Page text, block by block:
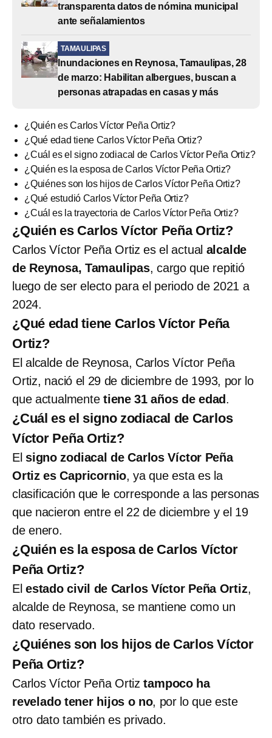
transparenta datos de nómina municipal
ante señalamientos
TAMAULIPAS
Inundaciones en Reynosa, Tamaulipas, 28
de marzo: Habilitan albergues, buscan a
personas atrapadas en casas y más
¿Quién es Carlos Víctor Peña Ortiz?
¿Qué edad tiene Carlos Víctor Peña Ortiz?
¿Cuál es el signo zodiacal de Carlos Víctor Peña Ortiz?
¿Quién es la esposa de Carlos Víctor Peña Ortiz?
¿Quiénes son los hijos de Carlos Víctor Peña Ortiz?
¿Qué estudió Carlos Víctor Peña Ortiz?
¿Cuál es la trayectoria de Carlos Víctor Peña Ortiz?
¿Quién es Carlos Víctor Peña Ortiz?
Carlos Víctor Peña Ortiz es el actual alcalde
de Reynosa, Tamaulipas, cargo que repitió
luego de ser electo para el periodo de 2021 a
2024.
¿Qué edad tiene Carlos Víctor Peña
Ortiz?
El alcalde de Reynosa, Carlos Víctor Peña
Ortiz, nació el 29 de diciembre de 1993, por lo
que actualmentetiene 31 años de edad .
¿Cuál es el signo zodiacal de Carlos
Víctor Peña Ortiz?
El signo zodiacal de Carlos Víctor Peña
Ortiz es Capricornio, ya que esta es la
clasificación que le corresponde a las personas
que nacieron entre el 22 de diciembre y el 19
de enero.
¿Quién es la esposa de Carlos Víctor
Peña Ortiz?
El estado civil de Carlos Víctor Peña Ortiz,
alcalde de Reynosa, se mantiene como un
dato reservado.
¿Quiénes son los hijos de Carlos Víctor
Peña Ortiz?
Carlos Víctor Peña Ortiztampoco ha
revelado tener hijos o no, por lo que este
otro dato también es privado.